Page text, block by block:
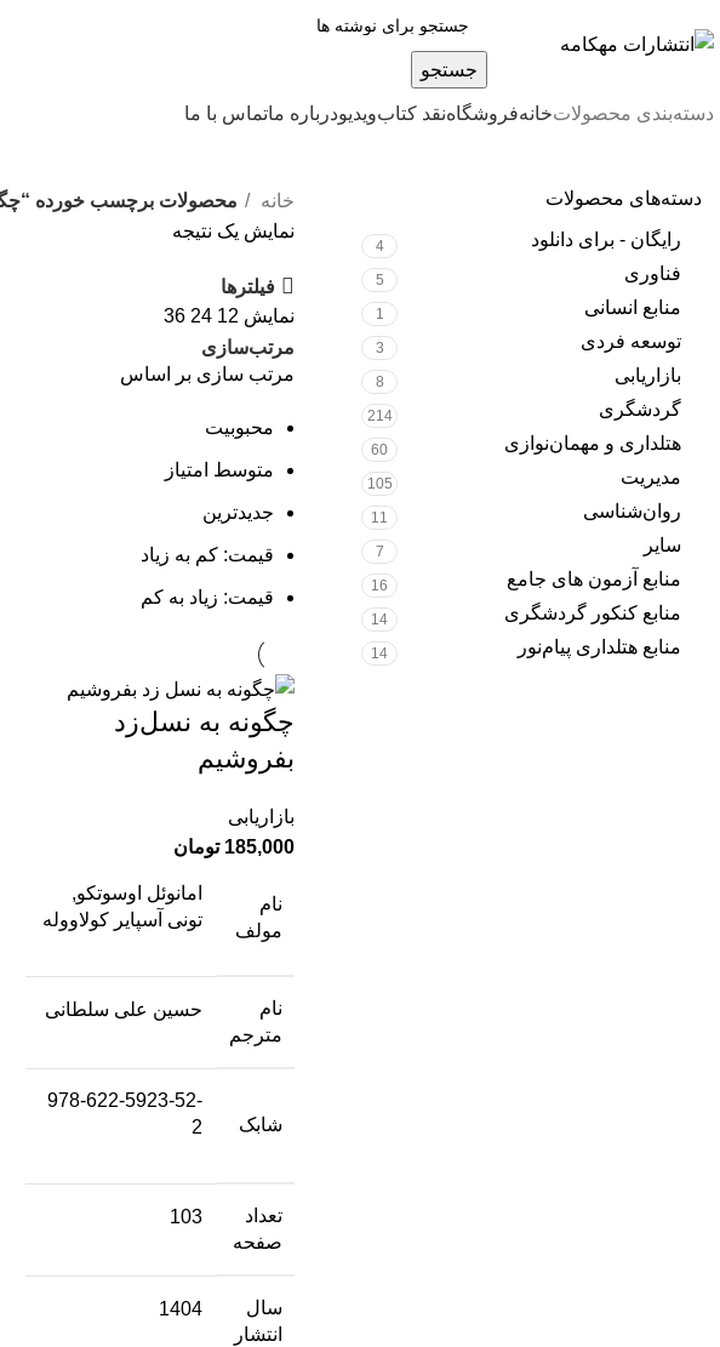
جستجو
دسته‌بندی محصولاتخانهفروشگاهنقد کتابویدیودرباره‌ ماتماس با ما
دسته‌های محصولات
رایگان - برای دانلود
4
فناوری 5
منابع انسانی 1
توسعه فردی 3
بازاریابی 8
گردشگری 214
هتلداری و مهمان‌نوازی 60
مدیریت 105
روان‌شناسی 11
سایر 7
منابع آزمون های جامع 16
منابع کنکور گردشگری 14
منابع هتلداری پیام‌نور 14
خانه
محصولات برچسب خورده
نمایش یک نتیجه
فیلترها
نمایش 12
24
36
مرتب‌سازی
مرتب سازی بر اساس
محبوبیت
متوسط امتیاز
جدیدترین
قیمت: کم به زیاد
قیمت: زیاد به کم
چگونه به نسل‌زد
بفروشیم
بازاریابی
185,000 تومان
نام
مولف
امانوئل اوسوتکو,
تونی آسپایر کولاووله
نام
مترجم
حسین علی سلطانی
شابک
978-622-5923-52-
2
تعداد
صفحه
103
سال
انتشار
1404